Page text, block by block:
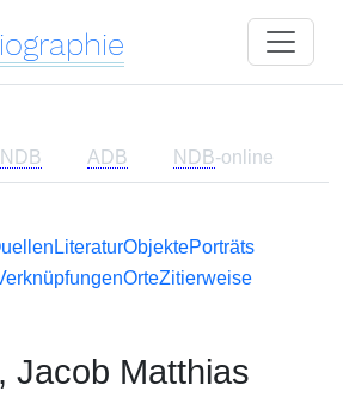
NDB ADB NDB-online
LiteraturObjektePorträts
OrteZitierweise
Jacob Matthias